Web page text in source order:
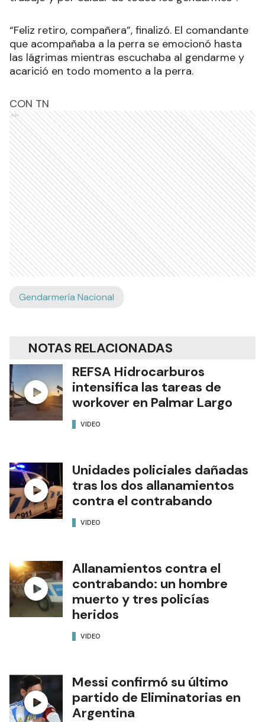
“Feliz retiro, compañera”, finalizó. El comandante
que acompañaba a la perra se emocionó hasta
las lágrimas mientras escuchaba al gendarme y
acarició en todo momento a la perra.
CON TN
Ads
Gendarmería Nacional
NOTAS RELACIONADAS
REFSA Hidrocarburos
intensifica las tareas de
workover en Palmar Largo
VIDEO
Unidades policiales dañadas
tras los dos allanamientos
contra el contrabando
VIDEO
Allanamientos contra el
contrabando: un hombre
muerto y tres policías
heridos
VIDEO
Messi confirmó su último
partido de Eliminatorias en
Argentina